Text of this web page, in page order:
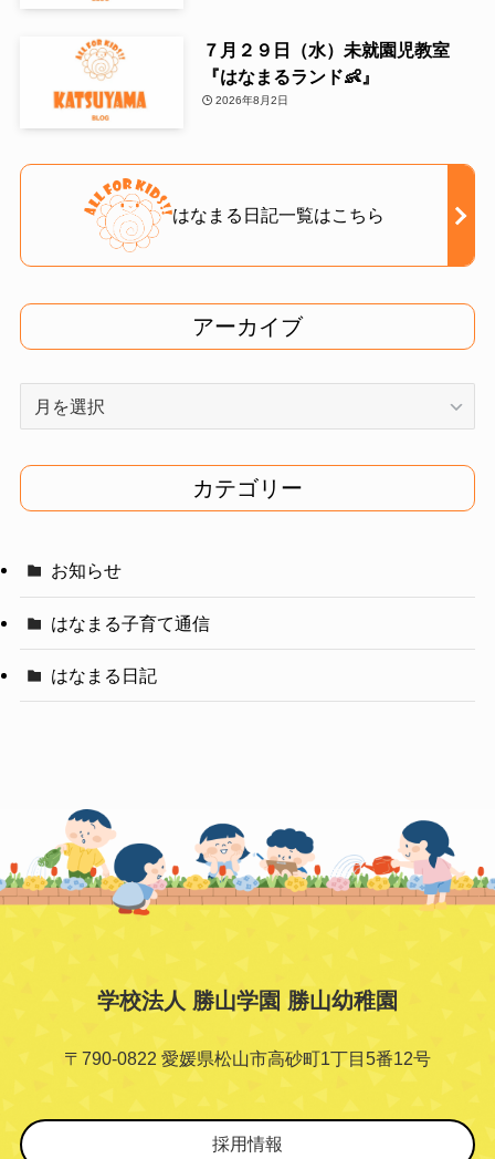
７月２９日（水）未就園児教室
『はなまるランド👶』
2026年8月2日
はなまる日記一覧はこちら
アーカイブ
イ
ブ
カテゴリー
お知らせ
はなまる子育て通信
はなまる日記
学校法人 勝山学園 勝山幼稚園
〒790-0822 愛媛県松山市高砂町1丁目5番12号
採用情報